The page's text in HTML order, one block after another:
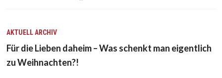
AKTUELL ARCHIV
Für die Lieben daheim – Was schenkt man eigentlich
zu Weihnachten?!